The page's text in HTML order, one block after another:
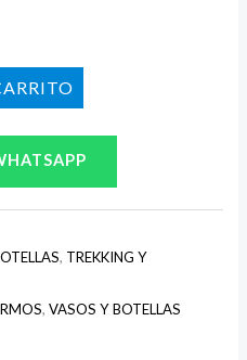
, TREKKING Y
,VASOS Y BOTELLAS